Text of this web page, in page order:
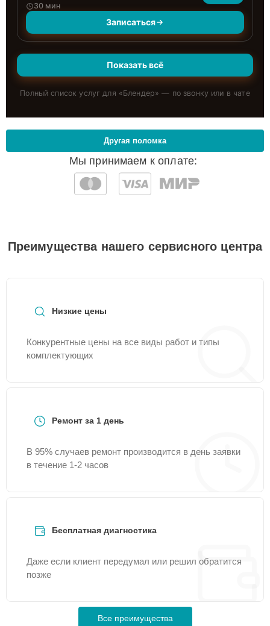
30 мин
Записаться
Показать всё
Полный список услуг для «Блендер» — по звонку или в чате
Мы принимаем к оплате:
Другая поломка
Преимущества нашего сервисного центра
Низкие цены
Конкурентные цены на все виды работ и типы
комплектующих
Ремонт за 1 день
В 95% случаев ремонт производится в день заявки
в течение 1-2 часов
Бесплатная диагностика
Даже если клиент передумал или решил обратится
позже
Все преимущества